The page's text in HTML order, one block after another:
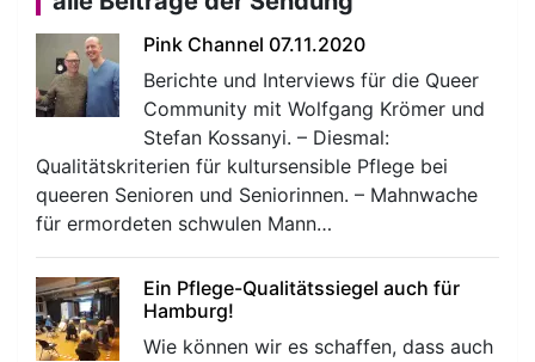
Pink Channel 07.11.2020
Berichte und Interviews für die Queer
Community mit Wolfgang Krömer und
Stefan Kossanyi. – Diesmal:
Qualitätskriterien für kultursensible Pflege bei
queeren Senioren und Seniorinnen. – Mahnwache
für ermordeten schwulen Mann…
Ein Pflege-Qualitätssiegel auch für
Hamburg!
Wie können wir es schaffen, dass auch